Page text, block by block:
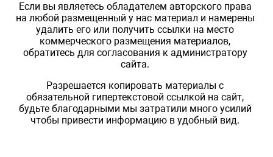
Если вы являетесь обладателем авторского права
на любой размещенный у нас материал и намерены
удалить его или получить ссылки на место
коммерческого размещения материалов,
обратитесь для согласования к администратору
сайта.
Разрешается копировать материалы с
обязательной гипертекстовой ссылкой на сайт,
будьте благодарными мы затратили много усилий
чтобы привести информацию в удобный вид.